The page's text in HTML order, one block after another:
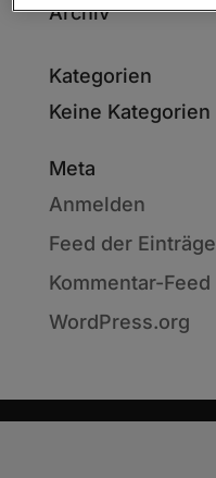
Archiv
Kategorien
Keine Kategorien
Meta
Anmelden
Feed der Einträge
Kommentar-Feed
WordPress.org